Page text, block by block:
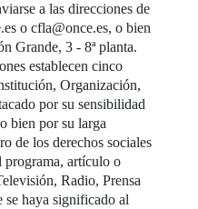
a las direcciones de
o cfla@once.es, o bien
Grande, 3 - 8ª planta.
establecen cinco
Organización,
por su sensibilidad
bien por su larga
de los derechos sociales
programa, artículo o
Radio, Prensa
se haya significado al